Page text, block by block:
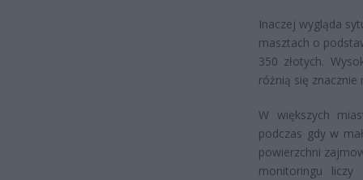
Inaczej wygląda
masztach o
350 złotych.
różnią się znacznie
W większych
podczas gdy w
powierzchni
monitoringu